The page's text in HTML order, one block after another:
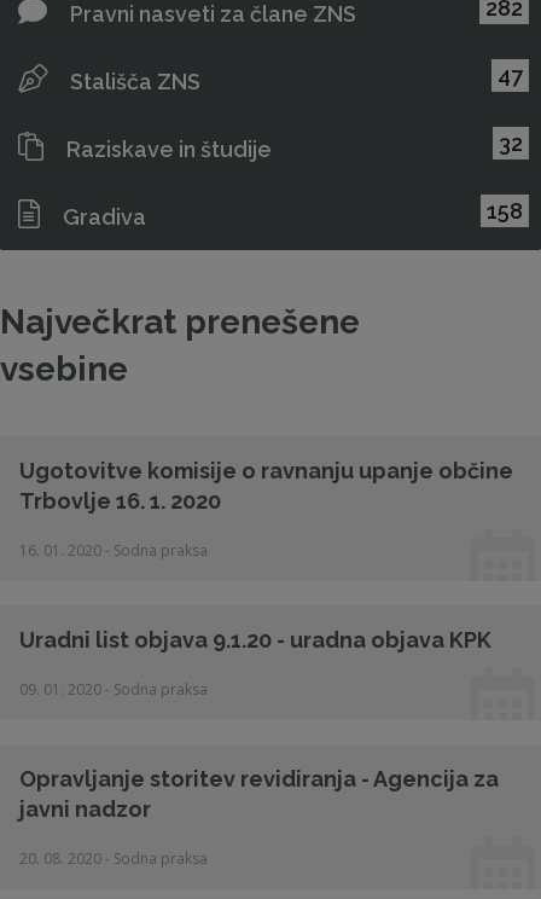
Pravni nasveti za člane ZNS 282
Stališča ZNS 47
Raziskave in študije 32
Gradiva 158
Največkrat prenešene
vsebine
Ugotovitve komisije o ravnanju upanje občine
Trbovlje 16. 1. 2020
16. 01. 2020 - Sodna praksa
Uradni list objava 9.1.20 - uradna objava KPK
09. 01. 2020 - Sodna praksa
Opravljanje storitev revidiranja - Agencija za
javni nadzor
20. 08. 2020 - Sodna praksa